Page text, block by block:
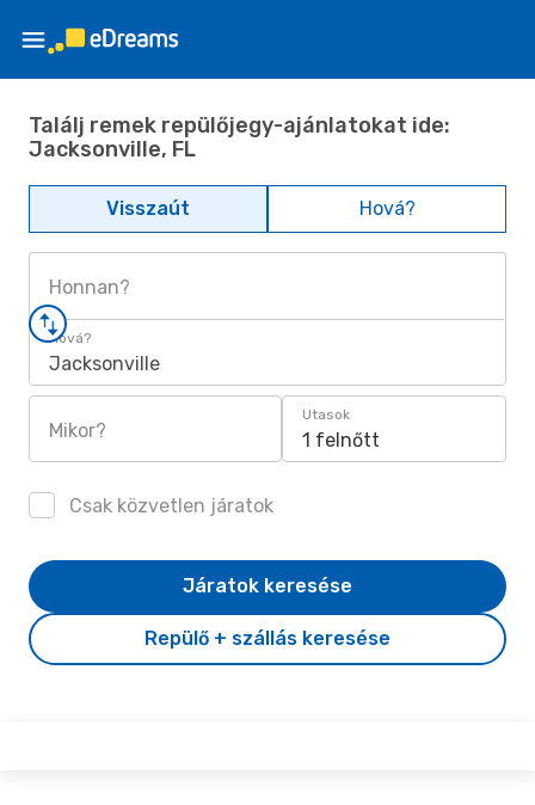
Találj remek repülőjegy-ajánlatokat ide:
Jacksonville, FL
Visszaút Hová?
Honnan?
Hová?
Jacksonville
Mikor?
Utasok
1 felnőtt
Csak közvetlen járatok
Repülő + szállás keresése
Járatok keresése